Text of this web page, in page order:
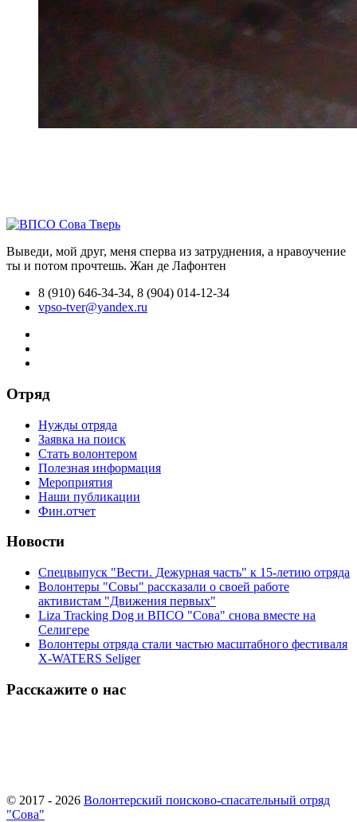
Выведи, мой друг, меня сперва из затруднения, а нравоучение
ты и потом прочтешь. Жан де Лафонтен
8 (910) 646-34-34, 8 (904) 014-12-34
vpso-tver@yandex.ru
Отряд
Нужды отряда
Заявка на поиск
Стать волонтером
Полезная информация
Мероприятия
Наши публикации
Фин.отчет
Новости
Спецвыпуск "Вести. Дежурная часть" к 15-летию отряда
Волонтеры "Совы" рассказали о своей работе
активистам "Движения первых"
Liza Tracking Dog и ВПСО "Сова" снова вместе на
Селигере
Волонтеры отряда стали частью масштабного фестиваля
X-WATERS Seliger
Расскажите о нас
© 2017 - 2026 Волонтерский поисково-спасательный отряд
"Сова"